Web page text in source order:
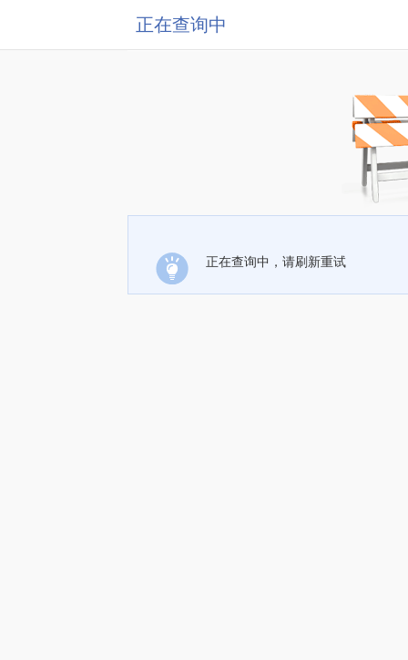
正在查询中
正在查询中，请刷新重试